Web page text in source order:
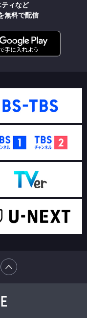
ティなど
無料で配信